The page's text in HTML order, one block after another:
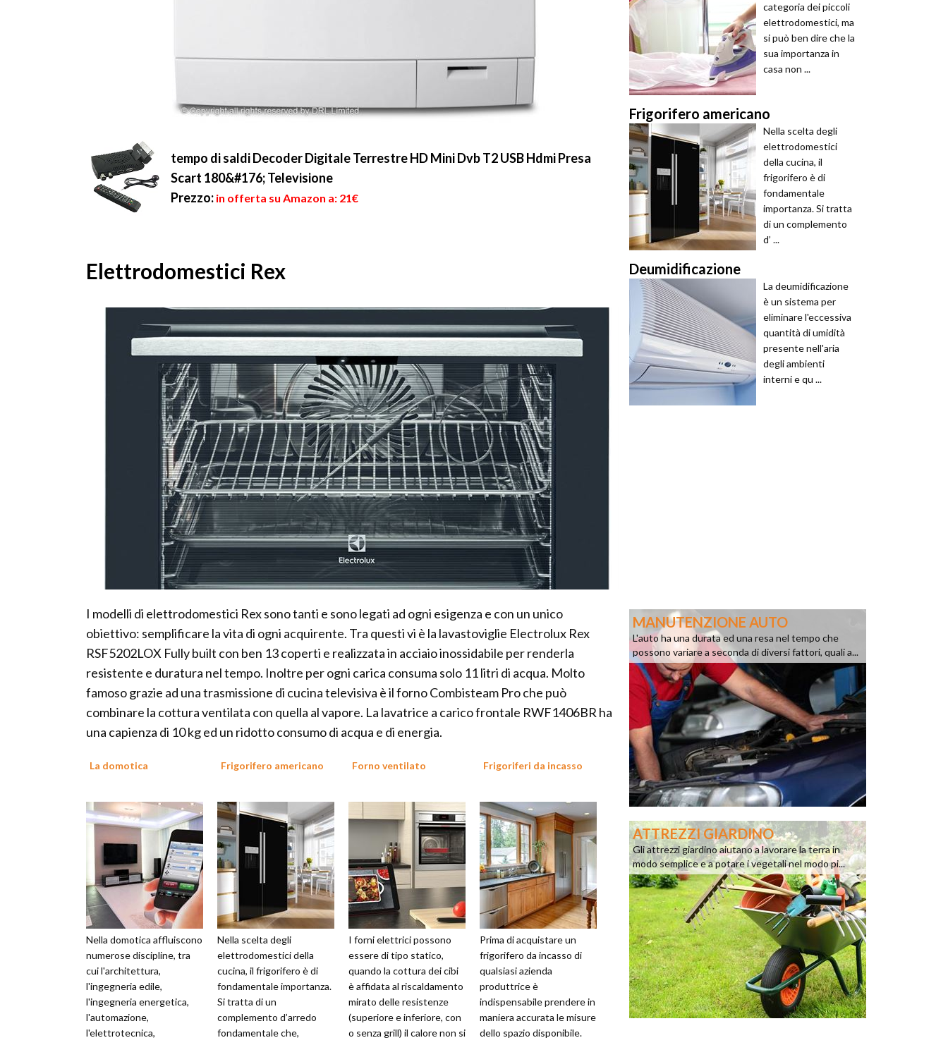
tempo di saldi Decoder Digitale Terrestre HD Mini Dvb T2 USB Hdmi Presa
Scart 180&#176; Televisione
Prezzo: in offerta su Amazon a: 21€
Elettrodomestici Rex
I modelli di elettrodomestici Rex sono tanti e sono legati ad ogni esigenza e con un unico
obiettivo: semplificare la vita di ogni acquirente. Tra questi vi è la lavastoviglie Electrolux Rex
RSF5202LOX Fully built con ben 13 coperti e realizzata in acciaio inossidabile per renderla
resistente e duratura nel tempo. Inoltre per ogni carica consuma solo 11 litri di acqua. Molto
famoso grazie ad una trasmissione di cucina televisiva è il forno Combisteam Pro che può
combinare la cottura ventilata con quella al vapore. La lavatrice a carico frontale RWF1406BR ha
una capienza di 10 kg ed un ridotto consumo di acqua e di energia.
La domotica
Nella domotica affluiscono
numerose discipline, tra
cui l'architettura,
l'ingegneria edile,
l'ingegneria energetica,
l'automazione,
l'elettrotecnica,
Frigorifero americano
Nella scelta degli
elettrodomestici della
cucina, il frigorifero è di
fondamentale importanza.
Si tratta di un
complemento d’arredo
fondamentale che,
Forno ventilato
I forni elettrici possono
essere di tipo statico,
quando la cottura dei cibi
è affidata al riscaldamento
mirato delle resistenze
(superiore e inferiore, con
o senza grill) il calore non si
Frigoriferi da incasso
Prima di acquistare un
frigorifero da incasso di
qualsiasi azienda
produttrice è
indispensabile prendere in
maniera accurata le misure
dello spazio disponibile.
categoria dei piccoli
elettrodomestici, ma
si può ben dire che la
sua importanza in
casa non ...
Frigorifero americano
Nella scelta degli
elettrodomestici
della cucina, il
frigorifero è di
fondamentale
importanza. Si tratta
di un complemento
d’ ...
Deumidificazione
La deumidificazione
è un sistema per
eliminare l'eccessiva
quantità di umidità
presente nell'aria
degli ambienti
interni e qu ...
MANUTENZIONE AUTO
L'auto ha una durata ed una resa nel tempo che
possono variare a seconda di diversi fattori, quali a...
ATTREZZI GIARDINO
Gli attrezzi giardino aiutano a lavorare la terra in
modo semplice e a potare i vegetali nel modo pi...